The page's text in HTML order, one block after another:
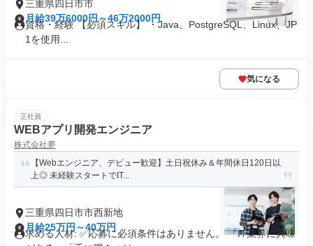
三重県四日市市
月給39万6000円～46万2000円
資格・経験 【必須スキル】 ・Java、PostgreSQL、Linux、JP
1を使用...
気になる
正社員
WEBアプリ開発エンジニア
株式会社夢
【Webエンジニア、デビュー歓迎】土日祝休み＆年間休日120日以
上◎ 未経験スタートでIT...
三重県四日市市西新地
月給25万円～40万円
求める人材: ✅応募に必須条件はありません。 「IT業界に興味